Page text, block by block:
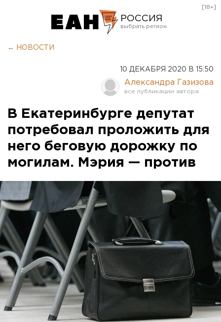
РОССИЯ
Оренбург
[18+]
← НОВОСТИ
10 ДЕКАБРЯ 2020 В 15:50
Александра Газизова
В Екатеринбурге депутат
потребовал проложить для
него беговую дорожку по
могилам. Мэрия — против